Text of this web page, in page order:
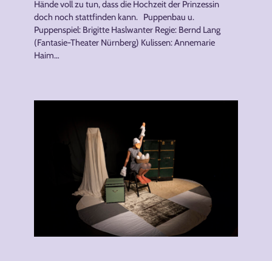
Hände voll zu tun, dass die Hochzeit der Prinzessin
doch noch stattfinden kann. Puppenbau u.
Puppenspiel: Brigitte Haslwanter Regie: Bernd Lang
(Fantasie-Theater Nürnberg) Kulissen: Annemarie
Haim…